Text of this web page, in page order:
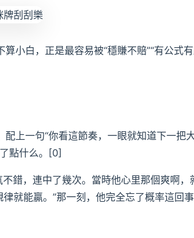
小白，正是最容易被“穩賺不賠”“有公式
上一句“你看這節奏，一眼就知道下一把
點什么。[0]
錯，連中了幾次。當時他心里那個爽啊，
就能贏。”那一刻，他完全忘了概率這回事